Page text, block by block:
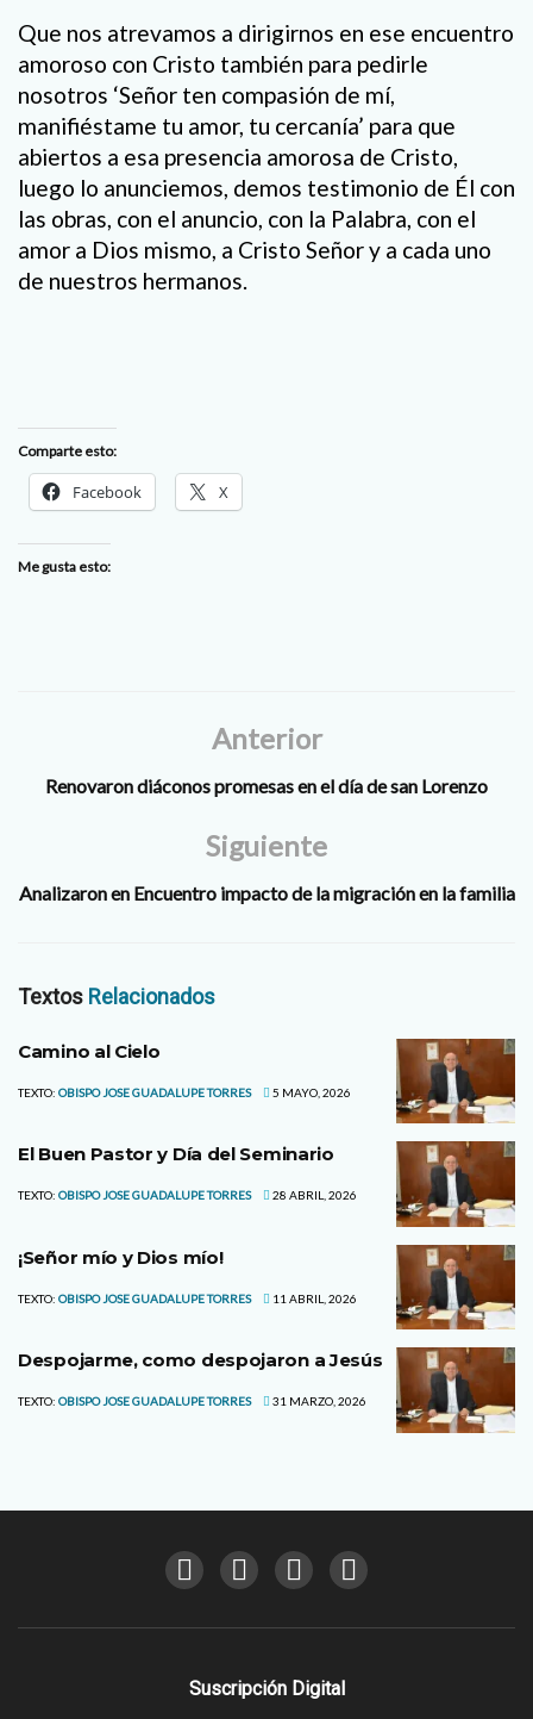
Que nos atrevamos a dirigirnos en ese encuentro
amoroso con Cristo también para pedirle
nosotros ‘Señor ten compasión de mí,
manifiéstame tu amor, tu cercanía’ para que
abiertos a esa presencia amorosa de Cristo,
luego lo anunciemos, demos testimonio de Él con
las obras, con el anuncio, con la Palabra, con el
amor a Dios mismo, a Cristo Señor y a cada uno
de nuestros hermanos.
Comparte esto:
Facebook X
Me gusta esto:
Anterior
Renovaron diáconos promesas en el día de san Lorenzo
Siguiente
Analizaron en Encuentro impacto de la migración en la familia
Textos Relacionados
Camino al Cielo
TEXTO: OBISPO JOSE GUADALUPE TORRES 5 MAYO, 2026
El Buen Pastor y Día del Seminario
TEXTO: OBISPO JOSE GUADALUPE TORRES 28 ABRIL, 2026
¡Señor mío y Dios mío!
TEXTO: OBISPO JOSE GUADALUPE TORRES 11 ABRIL, 2026
Despojarme, como despojaron a Jesús
TEXTO: OBISPO JOSE GUADALUPE TORRES 31 MARZO, 2026
Suscripción Digital